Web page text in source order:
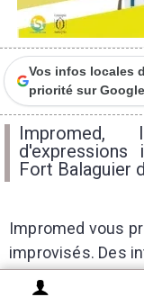
Vos infos locales
priorité sur Google
Impromed,
Fort Balaguier
Impromed vous
improvisés. Des
domaine,
théâtre